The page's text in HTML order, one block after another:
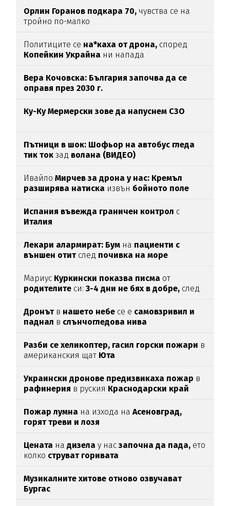
Орлин Горанов подкара 70, чувства се на
тройно по-малко
Политиците се на*каха от дрона, според
Копейкин Украйна ни напада
Вера Кочовска: България започва да се
оправя през 2030 г.
Ку-Ку Мермерски зове да напуснем СЗО
Пътници в шок: Шофьор на автобус гледа
тик ток зад волана (ВИДЕО)
ИвайлоМирчев за дрона у нас: Кремъл
разширява натиска извън бойното поле
Испания въвежда граничен контрол с
Италия
Лекари алармират: Бум на пациенти с
външен отитслед почивка на море
Мариус Куркински показва писма от
родителите си:3-4 дни не бях в добре, след
Дронътв нашето небе се е самовзривил и
паднал в слънчогледова нива
Разби се хеликоптер, гасил горски пожари в
американския щат Юта
Украински дронове предизвикаха пожар в
рафинерия в руския Краснодарски край
Пожар лумна на изхода наАсеновград,
горят треви и лозя
Цената надизела у насзапочна да пада, ето
колко струват горивата
Музикалните хитове отново озвучават
Бургас